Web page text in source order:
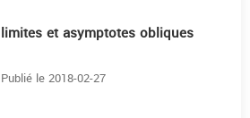
limites et asymptotes obliques
Publié le 2018-02-27